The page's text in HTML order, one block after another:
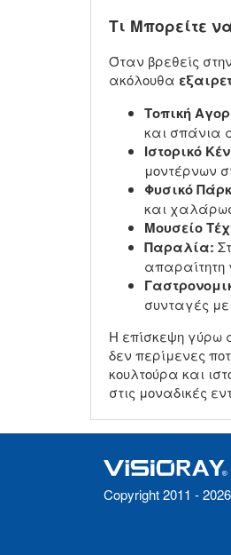
Τι Μπορείτε
Όταν βρεθείς
ακόλουθα
Τοπική
και σπάνια
Ιστορικό
μοντέρνων
Φυσικό
και
Μουσείο
Παραλία:
απαραίτητη
συνταγές
Η επίσκεψη γύρω
δεν περίμενες
κουλτούρα και
στις μοναδικές
Copyright 2011 - 2026